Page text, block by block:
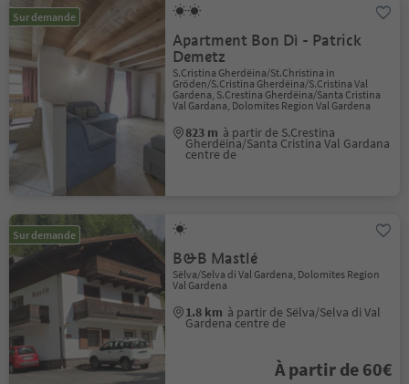
Sur demande
Apartment Bon Dì - Patrick
Demetz
S.Cristina Gherdëina/St.Christina in
Gröden/S.Cristina Gherdëina/S.Cristina Val
Gardena, S.Crestina Gherdëina/Santa Cristina
Val Gardana, Dolomites Region Val Gardena
823 m à partir de S.Crestina
Gherdëina/Santa Cristina Val Gardana
centre de
Sur demande
B&B Mastlé
Sëlva/Selva di Val Gardena, Dolomites Region
Val Gardena
1.8 km à partir de Sëlva/Selva di Val
Gardena centre de
À partir de 60€